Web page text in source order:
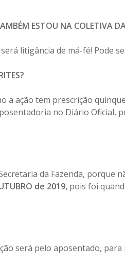
ESTOU NA COLETIVA
litigância de má-fé! Pode
a ação tem prescrição
no Diário Oficial,
da Fazenda, porque
de 2019, pois foi
será pelo aposentado,